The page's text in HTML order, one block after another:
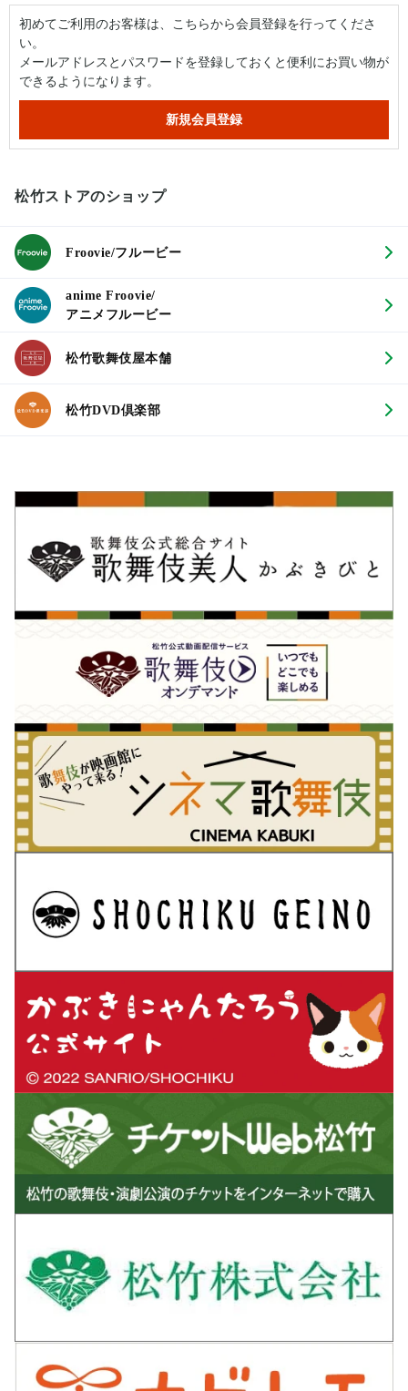
初めてご利用のお客様は、こちらから会員登録を行ってくださ
い。
メールアドレスとパスワードを登録しておくと便利にお買い物が
できるようになります。
松竹ストアのショップ
Froovie/フルービー
anime Froovie/
アニメフルービー
松竹歌舞伎屋本舗
松竹DVD倶楽部